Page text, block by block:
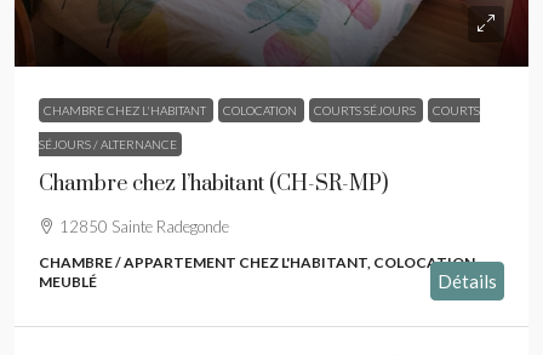
CHAMBRE CHEZ L'HABITANT COLOCATION COURTS SÉJOURS COURTS
SÉJOURS / ALTERNANCE
Chambre chez l’habitant (CH-SR-MP)
12850 Sainte Radegonde
CHAMBRE / APPARTEMENT CHEZ L'HABITANT, COLOCATION,
MEUBLÉ
Détails